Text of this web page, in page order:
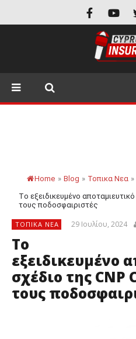
Home » Blog » Τοπικα Νεα »
Tο εξειδικευμένο
τους ποδοσφαιριστές
ΤΟΠΙΚΑ ΝΕΑ 29 Ιουλίου, 2024
Tο
εξειδικευμένο
σχέδιο της
τους